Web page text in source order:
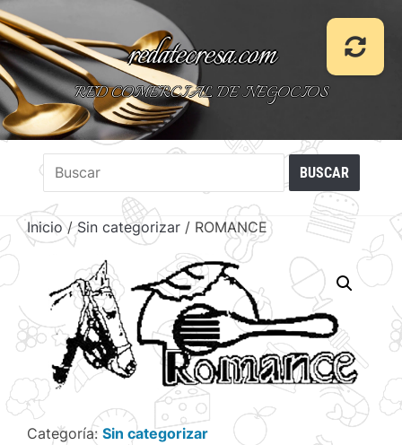
redatecresa.com
RED COMERCIAL DE NEGOCIOS
Inicio/Sin categorizar / ROMANCE
Categoría: Sin categorizar